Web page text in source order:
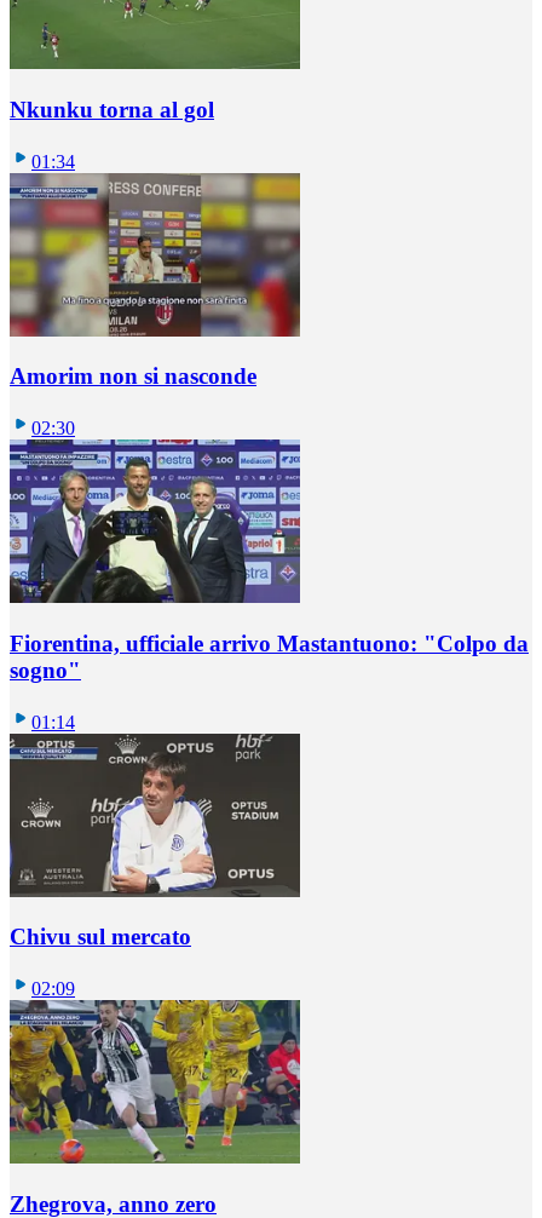
Nkunku torna al gol
01:34
Amorim non si nasconde
02:30
Fiorentina, ufficiale arrivo Mastantuono: "Colpo da
sogno"
01:14
Chivu sul mercato
02:09
Zhegrova, anno zero